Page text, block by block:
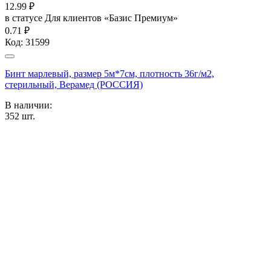
12.99 ₽
в статусе Для клиентов «Базис Премиум»
0.71 ₽
Код: 31599
Бинт марлевый, размер 5м*7см, плотность 36г/м2,
стерильный, Верамед (РОССИЯ)
В наличии:
352 шт.